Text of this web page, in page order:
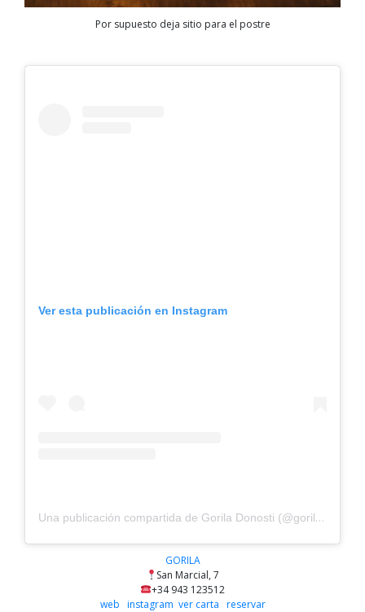
Por supuesto deja sitio para el postre
Ver esta publicación en Instagram
Una publicación compartida de Gorila Donosti (@goriladonosti)
GORILA
San Marcial, 7
+34 943 123512
web instagram ver carta reservar